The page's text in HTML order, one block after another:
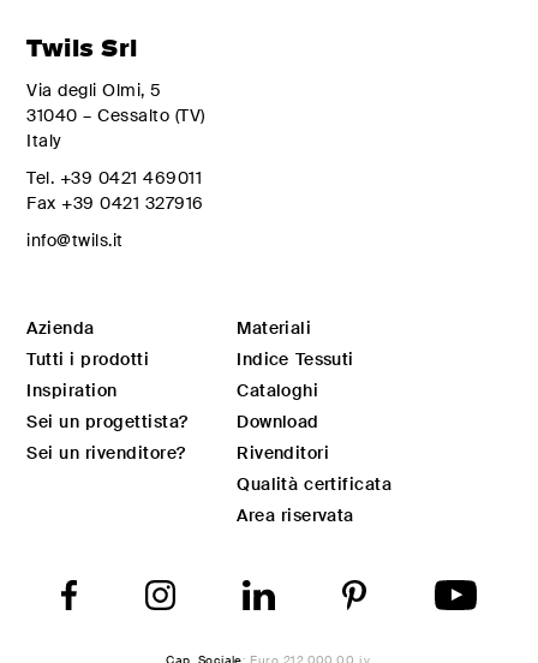
Twils Srl
Via degli Olmi, 5
31040 – Cessalto (TV)
Italy
Tel. +39 0421 469011
Fax +39 0421 327916
info@twils.it
Azienda
Tutti i prodotti
Inspiration
Sei un progettista?
Sei un rivenditore?
Materiali
Indice Tessuti
Cataloghi
Download
Rivenditori
Qualità certificata
Area riservata